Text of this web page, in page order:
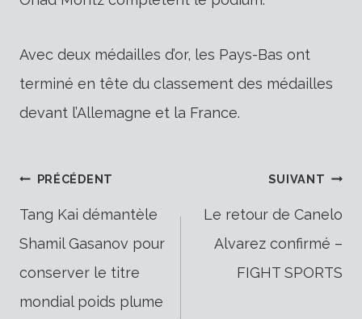
Avec deux médailles d’or, les Pays-Bas ont
terminé en tête du classement des médailles
devant l’Allemagne et la France.
Navigation
de
PRÉCÉDENT
Tang Kai démantèle
Shamil Gasanov pour
conserver le titre
mondial poids plume
SUIVANT
Le retour de Canelo
Alvarez confirmé –
FIGHT SPORTS